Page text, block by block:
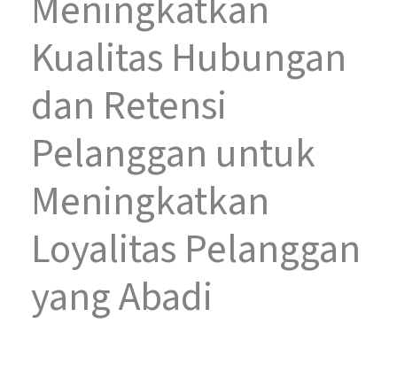
Kualitas Hubungan
dan Retensi
Pelanggan untuk
Meningkatkan
Loyalitas Pelanggan
yang Abadi